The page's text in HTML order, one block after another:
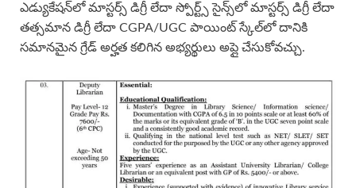
ఎడ్యుకేషన్‌లో మాస్టర్స్ డిగ్రీ లేదా స్పోర్ట్స్ సైన్స్‌లో మాస్టర్స్ డిగ్రీ లేదా
తత్సమాన డిగ్రీ లేదా CGPA/UGC పాయింట్ స్కేల్‌లో దానికి
సమానమైన గ్రేడ్ అర్హత కలిగిన అభ్యర్థులు అప్లై చేసుకోవచ్చు.